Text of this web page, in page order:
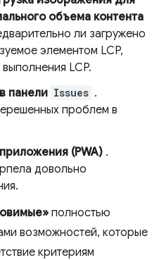
объема контента
ли загружено
элементом LCP,
LCP.
панели Issues .
проблем в
(PWA) .
довольно
полностью
возможностей, которые
критериям